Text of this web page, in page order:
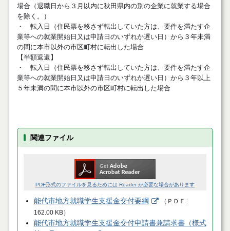
場合（退職日から３月以内に秋田県内の別の企業に就業する場合
を除く。）
・ 転入日（住民票を移さず転出していた方は、要件を満たす企
業等への就業開始日又は申請日のいずれか遅い日）から３年未満
の間に本市以外の市区町村に転出した場合
【半額返還】
・ 転入日（住民票を移さず転出していた方は、要件を満たす企
業等への就業開始日又は申請日のいずれか遅い日）から３年以上
５年未満の間に本市以外の市区町村に転出した場合
関連ファイル
PDF形式のファイルを見るためには Reader が必要な場合があります
能代市地方就職学生支援金交付要綱 （ ＰＤＦ
162.00 KB）
能代市地方就職学生支援金交付申請書兼請求書（様式